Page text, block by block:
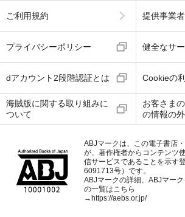
ご利用規約 提供事業
プライバシーポリシー 健全なサ
dアカウント2段階認証とは Cookieの
海賊版に関する取り組みに
ついて
お客さま
の情報の
ABJマークは、この電子書店
が、著作権者からコンテンツ
信サービスであることを示す
6091713号）です。
ABJマークの詳細、ABJマー
の一覧はこちら
→https://aebs.or.jp/